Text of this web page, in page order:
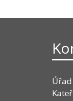
Úřad